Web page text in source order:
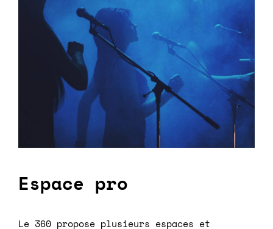
Espace pro
Le 360 propose plusieurs espaces et